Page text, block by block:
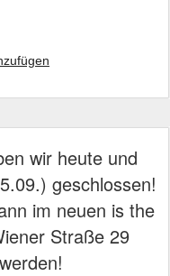
wir heute und
geschlossen!
im neuen is the
Straße 29